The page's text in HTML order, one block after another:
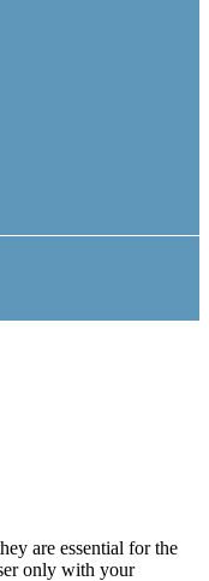
are essential for the
only with your